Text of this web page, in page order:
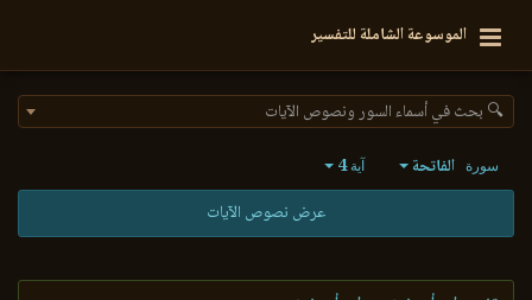
الموسوعة الشاملة للتفسير
🔍 بحث في أسماء السور ونصوص الآيات
سورة الفاتحة آية4
عرض نصوص الآيات